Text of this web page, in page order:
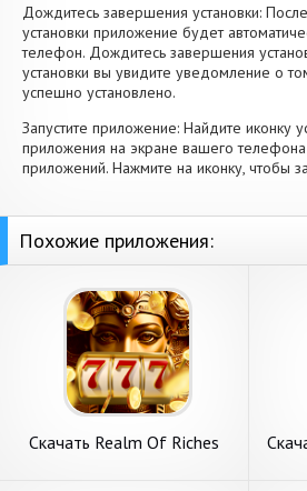
Дождитесь завершения установки:
установки приложение будет
телефон. Дождитесь завершения
установки вы увидите уведомление о
успешно установлено.
Запустите приложение: Найдите иконку
приложения на экране вашего телефона
приложений. Нажмите на иконку, чтобы
Похожие приложения:
Скачать Realm Of Riches